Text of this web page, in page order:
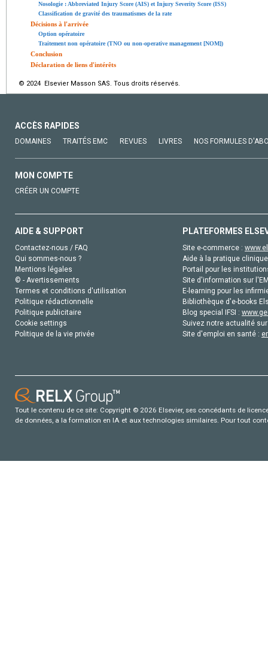
Nosologie : Abbreviated Injury Score (AIS) et Injury Severity Score (ISS)
Classification de gravité des traumatismes de la rate
Décisions à l'arrivée
Option opératoire
Traitement non opératoire (TNO ou non-operative management [NOM])
Conclusion
Déclaration de liens d'intérêts
© 2024 Elsevier Masson SAS. Tous droits réservés.
ACCÈS RAPIDES
DOMAINES TRAITÉS EMC REVUES LIVRES NOS FORMULES
MON COMPTE
CRÉER UN COMPTE
AIDE & SUPPORT
Contactez-nous / FAQ
Qui sommes-nous ?
Mentions légales
© - Avertissements
Termes et conditions d'utilisation
Politique rédactionnelle
Politique publicitaire
Cookie settings
Politique de la vie privée
PLATEFORMES
Site e-commerce :
Aide à la pratique
Portail pour les
Site d'information sur
E-learning pour les
Bibliothèque d'e-books
Blog special IFSI :
Suivez notre actualité
Site d'emploi en santé :
Tout le contenu de ce site: Copyright © 2026 Elsevier, ses concédants de
de données, a la formation en IA et aux technologies similaires. Pour tout